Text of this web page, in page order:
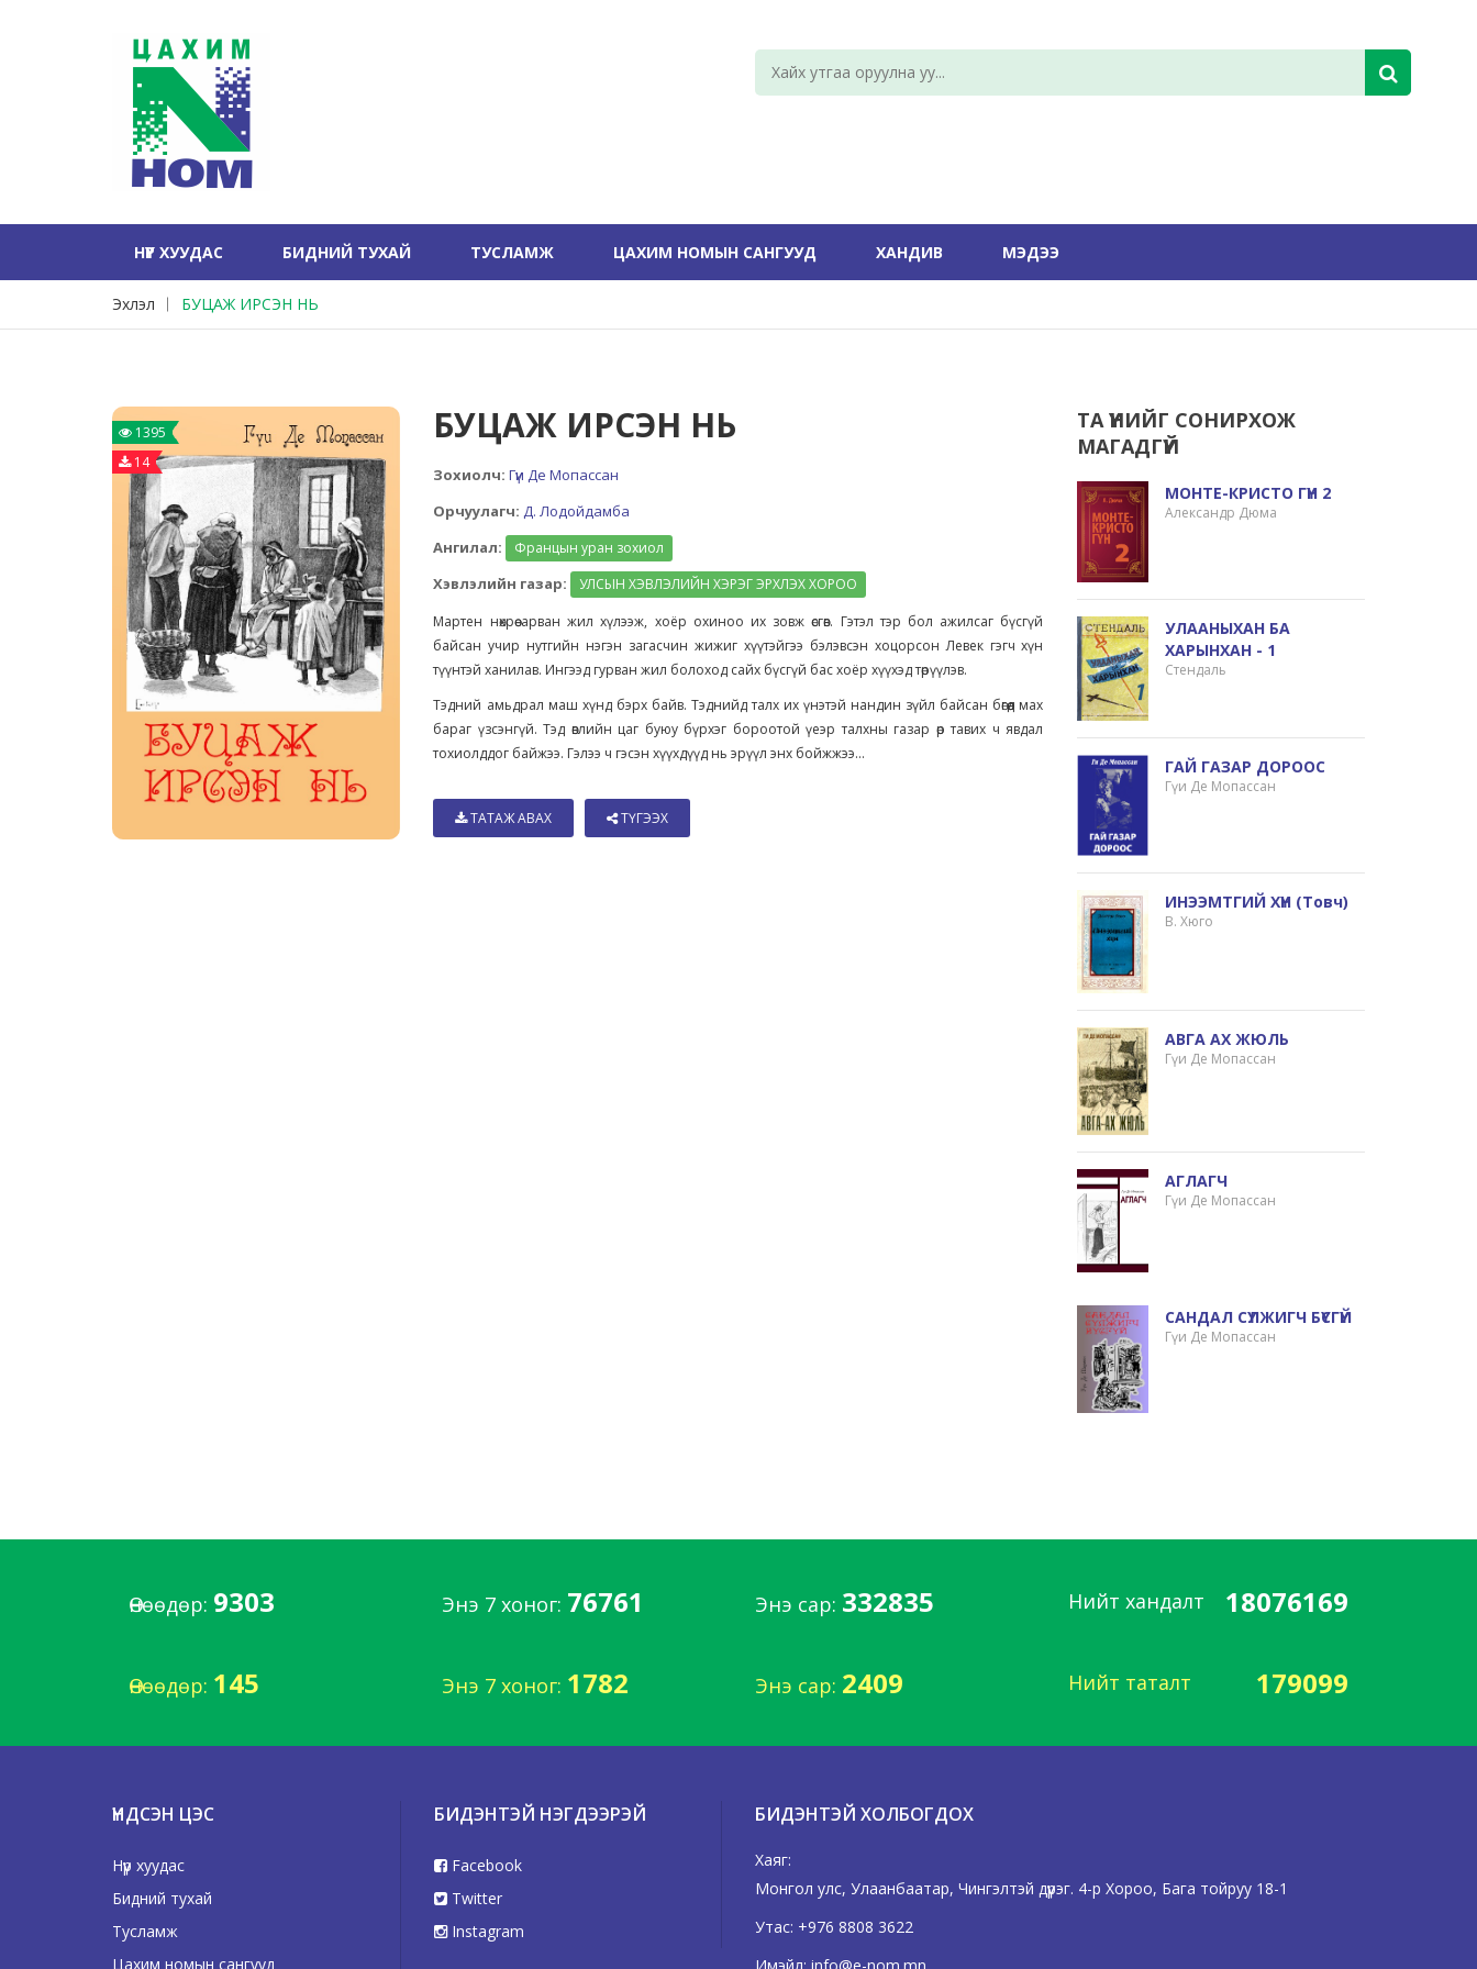
НҮҮР ХУУДАС БИДНИЙ ТУХАЙ ТУСЛАМЖ ЦАХИМ НОМЫН САНГУУД ХАНДИВ МЭДЭЭ
Эхлэл БУЦАЖ ИРСЭН НЬ
1395
14
БУЦАЖ ИРСЭН НЬ
Зохиолч: Гүи Де Мопассан
Орчуулагч: Д. Лодойдамба
Ангилал:
Францын уран зохиол
Хэвлэлийн газар:
УЛСЫН ХЭВЛЭЛИЙН ХЭРЭГ ЭРХЛЭХ ХОРОО
Мартен нөхрөө арван жил хүлээж, хоёр охиноо их зовж өсгөв. Гэтэл тэр бол ажилсаг бүсгүй
байсан учир нутгийн нэгэн загасчин жижиг хүүтэйгээ бэлэвсэн хоцорсон Левек гэгч хүн
түүнтэй ханилав. Ингээд гурван жил болоход сайх бүсгүй бас хоёр хүүхэд төрүүлэв.
Тэдний амьдрал маш хүнд бэрх байв. Тэднийд талх их үнэтэй нандин зүйл байсан бөгөөд мах
бараг үзсэнгүй. Тэд өвлийн цаг буюу бүрхэг бороотой үеэр талхны газар өр тавих ч явдал
тохиолддог байжээ. Гэлээ ч гэсэн хүүхдүүд нь эрүүл энх бойжжээ...
ТАТАЖ АВАХ ТҮГЭЭХ
ТА ҮҮНИЙГ СОНИРХОЖ
МАГАДГҮЙ
МОНТЕ-КРИСТО ГҮН 2
Александр Дюма
УЛААНЫХАН БА
ХАРЫНХАН - 1
Стендаль
ГАЙ ГАЗАР ДОРООС
Гүи Де Мопассан
ИНЭЭМТГИЙ ХҮН (товч)
В. Хюго
АВГА АХ ЖЮЛЬ
Гүи Де Мопассан
АГЛАГЧ
Гүи Де Мопассан
САНДАЛ СҮЛЖИГЧ БҮСГҮЙ
Гүи Де Мопассан
Өнөөдөр: 9303 Энэ 7 хоног: 76761 Энэ сар: 332835 Нийт хандалт 18076169
Өнөөдөр: 145 Энэ 7 хоног: 1782 Энэ сар: 2409 Нийт таталт 179099
ҮНДСЭН ЦЭС
Нүүр хуудас
Бидний тухай
Тусламж
Цахим номын сангууд
БИДЭНТЭЙ НЭГДЭЭРЭЙ
Facebook
Twitter
Instagram
БИДЭНТЭЙ ХОЛБОГДОХ
Хаяг:
Монгол улс, Улаанбаатар, Чингэлтэй дүүрэг. 4-р Хороо, Бага тойруу 18-1
Утас: +976 8808 3622